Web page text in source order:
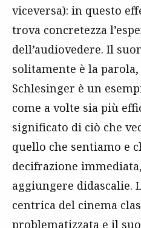
viceversa): in questo
trova concretezza
dell’audiovedere. Il
solitamente è la
Schlesinger è un
come a volte sia più
significato di ciò che
quello che sentiamo e
decifrazione
aggiungere didascalie.
centrica del cinema
problematizzata e il